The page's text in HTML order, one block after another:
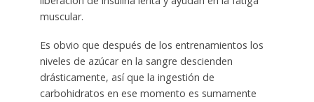
muscular.
Es obvio que después de los entrenamientos los
niveles de azúcar en la sangre descienden
drásticamente, así que la ingestión de
carbohidratos en ese momento es sumamente